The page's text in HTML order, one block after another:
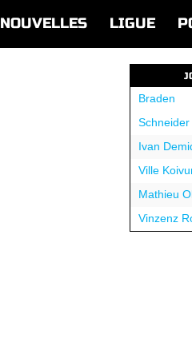
NOUVELLES LIGUE
Braden
Schneider
Ivan
Ville
Mathieu
Vinzenz